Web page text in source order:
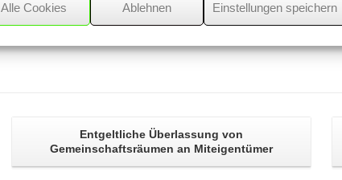
Alle Cookies Ablehnen Einstellungen speichern
Entgeltliche Überlassung von
Gemeinschaftsräumen an Miteigentümer